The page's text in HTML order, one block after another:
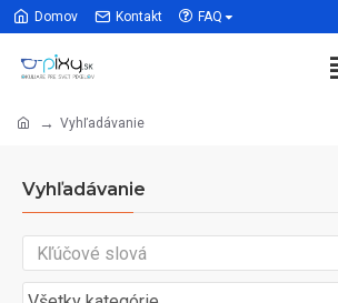
Domov Kontakt FAQ
Vyhľadávanie
Vyhľadávanie